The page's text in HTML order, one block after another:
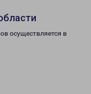
осуществляется в